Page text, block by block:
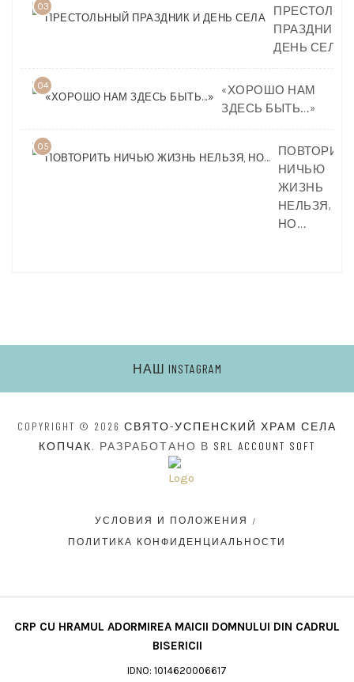
03
ПРАЗДНИК И
ДЕНЬ СЕЛА
04
«ХОРОШО НАМ
ЗДЕСЬ БЫТЬ…»
05
ПОВТОРИТЬ
НИЧЬЮ
ЖИЗНЬ
НЕЛЬЗЯ,
НО…
НАШ INSTAGRAM
COPYRIGHT © 2026 СВЯТО-УСПЕНСКИЙ ХРАМ СЕЛА
КОПЧАК. РАЗРАБОТАНО В SRL ACCOUNT SOFT
УСЛОВИЯ И ПОЛОЖЕНИЯ
ПОЛИТИКА КОНФИДЕНЦИАЛЬНОСТИ
CRP CU HRAMUL ADORMIREA MAICII DOMNULUI DIN CADRUL
BISERICII
IDNO: 1014620006617